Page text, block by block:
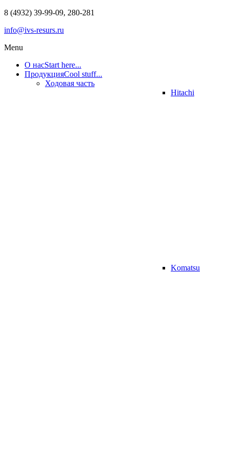
8 (4932) 39-99-09, 280-281
info@ivs-resurs.ru
Menu
О насStart here...
ПродукцияCool stuff...
Ходовая часть
Hitachi
Komatsu